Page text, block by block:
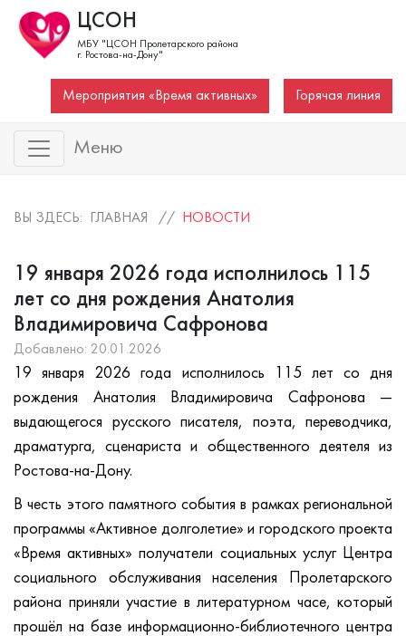
ЦСОН
МБУ "ЦСОН Пролетарского района
г. Ростова-на-Дону"
Мероприятия «Время активных» Горячая линия
Меню
ВЫ ЗДЕСЬ: ГЛАВНАЯ // НОВОСТИ
19 января 2026 года исполнилось 115
лет со дня рождения Анатолия
Владимировича Сафронова
Добавлено: 20.01.2026
19 января 2026 года исполнилось 115 лет со дня
рождения Анатолия Владимировича Сафронова —
выдающегося русского писателя, поэта, переводчика,
драматурга, сценариста и общественного деятеля из
Ростова-на-Дону.
В честь этого памятного события в рамках региональной
программы «Активное долголетие» и городского проекта
«Время активных» получатели социальных услуг Центра
социального обслуживания населения Пролетарского
района приняли участие в литературном часе, который
прошёл на базе информационно-библиотечного центра